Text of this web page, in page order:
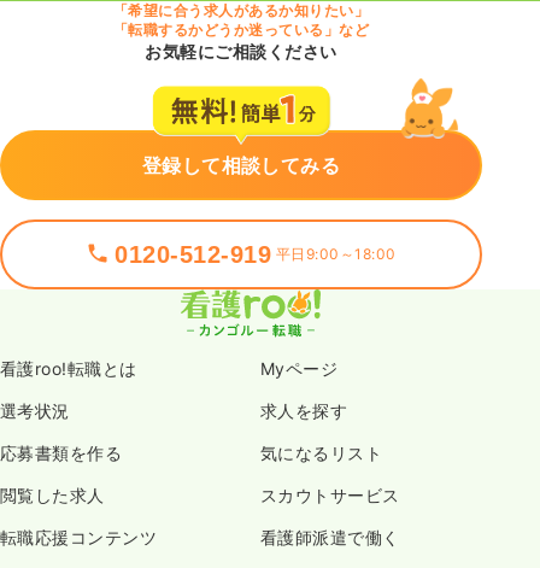
「希望に合う求人があるか知りたい」
「転職するかどうか迷っている」など
お気軽にご相談ください
登録して相談してみる
0120-512-919 平日9:00～18:00
看護roo!転職とは Myページ
選考状況 求人を探す
応募書類を作る 気になるリスト
閲覧した求人 スカウトサービス
転職応援コンテンツ 看護師派遣で働く